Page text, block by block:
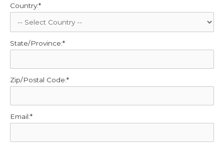
Country:*
State/Province:*
Zip/Postal Code:*
Email:*